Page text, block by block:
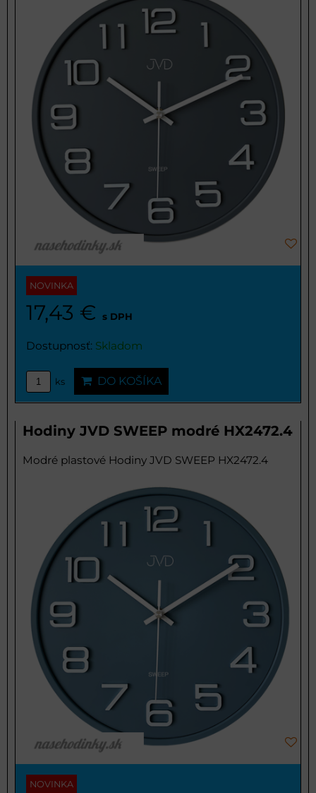
NOVINKA
17,43 € s DPH
Dostupnosť: Skladom
ks DO KOŠÍKA
Hodiny JVD SWEEP modré HX2472.4
Modré plastové Hodiny JVD SWEEP HX2472.4
NOVINKA